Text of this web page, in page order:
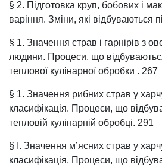
§ 2. Підготовка круп, бобових і
варіння. Зміни, які відбуваються
§ 1. Значення страв і гарнірів з
людини. Процеси, що
теплової кулінарної обробки . 267
§ 1. Значення рибних страв у
класифікація. Процеси, що
тепловій кулінарній обробці. 291
§ І. Значення м’ясних страв у
класифікація. Процеси, що